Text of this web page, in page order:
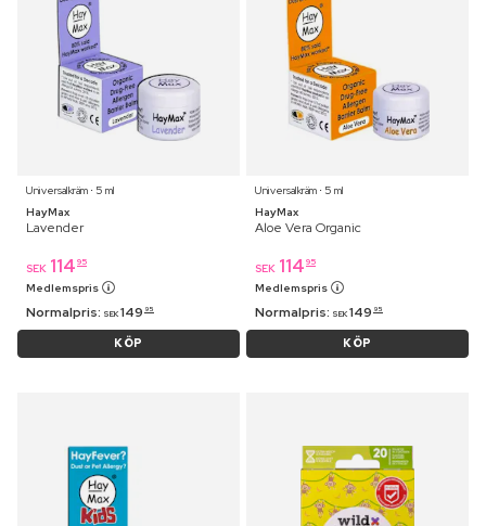
Universalkräm ⋅ 5 ml
HayMax
Lavender
SEK 114 95
Medlemspris
Normalpris: SEK 149 95
KÖP
Universalkräm ⋅ 5 ml
HayMax
Aloe Vera Organic
SEK 114 95
Medlemspris
Normalpris: SEK 149 95
KÖP